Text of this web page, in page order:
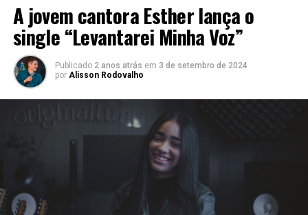
A jovem cantora Esther lança o
single “Levantarei Minha Voz”
Publicado 2 anos atrás em 3 de setembro de 2024
por Alisson Rodovalho